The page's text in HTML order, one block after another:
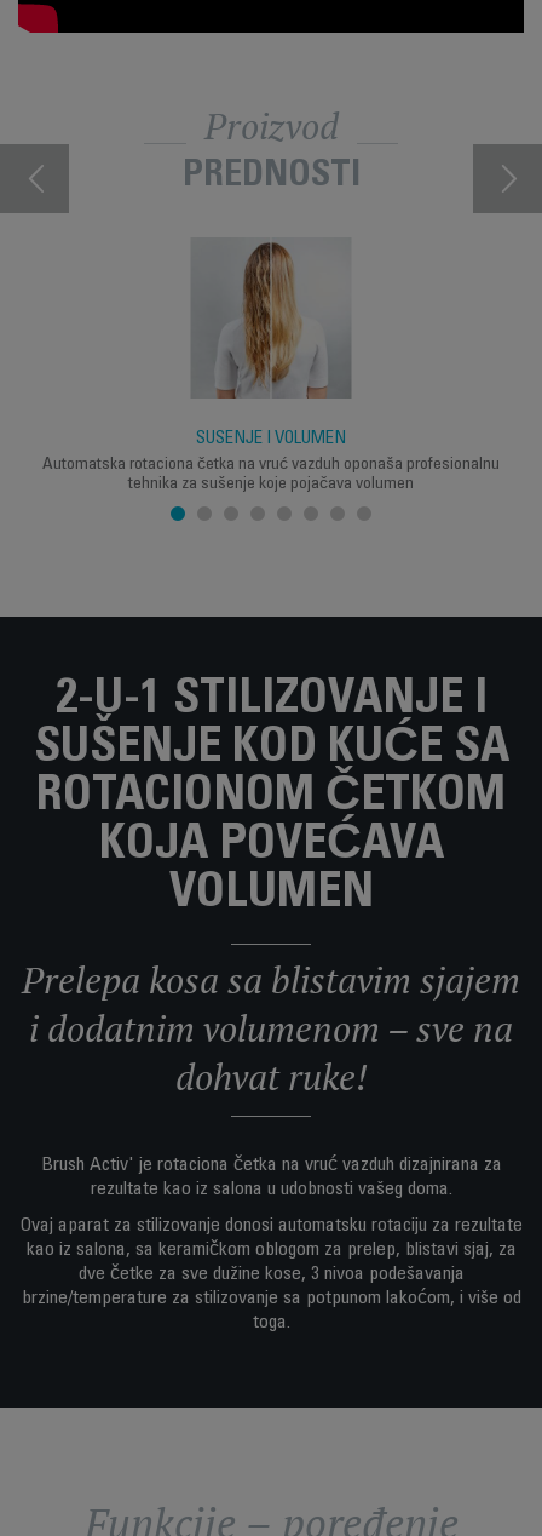
Proizvod
PREDNOSTI
SUŠENJE I VOLUMEN
Automatska rotaciona četka na vruć vazduh oponaša profesionalnu
tehnika za sušenje koje pojačava volumen
2-U-1 STILIZOVANJE I
SUŠENJE KOD KUĆE SA
ROTACIONOM ČETKOM
KOJA POVEĆAVA
VOLUMEN
Prelepa kosa sa blistavim sjajem
i dodatnim volumenom – sve na
dohvat ruke!
Brush Activ' je rotaciona četka na vruć vazduh dizajnirana za
rezultate kao iz salona u udobnosti vašeg doma.
Ovaj aparat za stilizovanje donosi automatsku rotaciju za rezultate
kao iz salona, sa keramičkom oblogom za prelep, blistavi sjaj, za
dve četke za sve dužine kose, 3 nivoa podešavanja
brzine/temperature za stilizovanje sa potpunom lakoćom, i više od
toga.
Funkcije – poređenje